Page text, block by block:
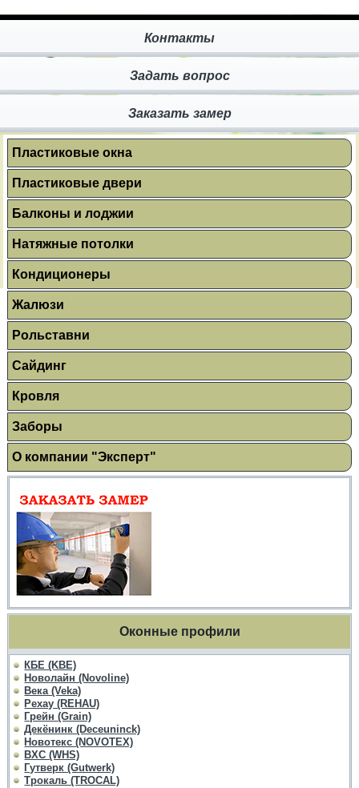
Контакты
Задать вопрос
Заказать замер
Пластиковые окна
Пластиковые двери
Балконы и лоджии
Натяжные потолки
Кондиционеры
Жалюзи
Рольставни
Сайдинг
Кровля
Заборы
О компании "Эксперт"
Оконные профили
КБЕ (KBE)
Новолайн (Novoline)
Века (Veka)
Рехау (REHAU)
Грейн (Grain)
Декёнинк (Deceuninck)
Новотекс (NOVOTEX)
ВХС (WHS)
Гутверк (Gutwerk)
Трокаль (TROCAL)